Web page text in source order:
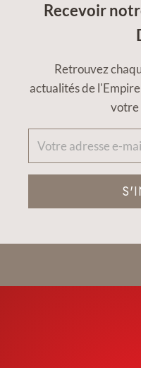
Recevoir
Retrouvez
actualités de
votre